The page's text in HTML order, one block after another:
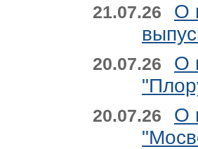
21.07.26
О
20.07.26
О
20.07.26
О